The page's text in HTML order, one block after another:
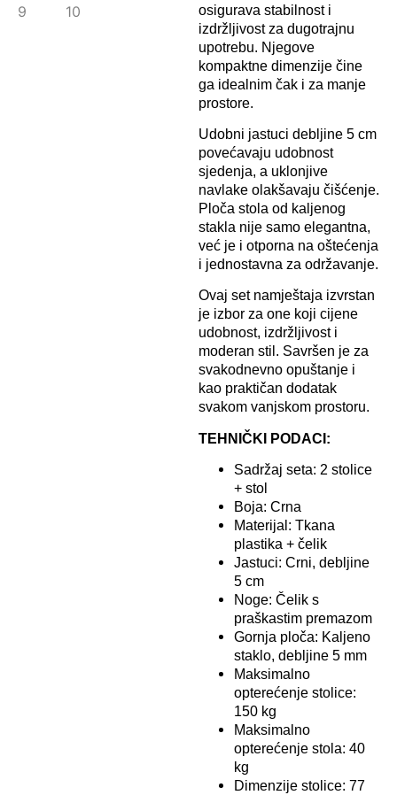
osigurava stabilnost i
izdržljivost za dugotrajnu
upotrebu. Njegove
kompaktne dimenzije čine
ga idealnim čak i za manje
prostore.
Udobni jastuci debljine 5 cm
povećavaju udobnost
sjedenja, a uklonjive
navlake olakšavaju čišćenje.
Ploča stola od kaljenog
stakla nije samo elegantna,
već je i otporna na oštećenja
i jednostavna za održavanje.
Ovaj set namještaja izvrstan
je izbor za one koji cijene
udobnost, izdržljivost i
moderan stil. Savršen je za
svakodnevno opuštanje i
kao praktičan dodatak
svakom vanjskom prostoru.
TEHNIČKI PODACI:
Sadržaj seta: 2 stolice
+ stol
Boja: Crna
Materijal: Tkana
plastika + čelik
Jastuci: Crni, debljine
5 cm
Noge: Čelik s
praškastim premazom
Gornja ploča: Kaljeno
staklo, debljine 5 mm
Maksimalno
opterećenje stolice:
150 kg
Maksimalno
opterećenje stola: 40
kg
Dimenzije stolice: 77